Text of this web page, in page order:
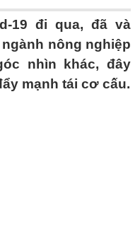
19 đi qua, đã và
nông nghiệp
nhìn khác, đây
mạnh tái cơ cấu.